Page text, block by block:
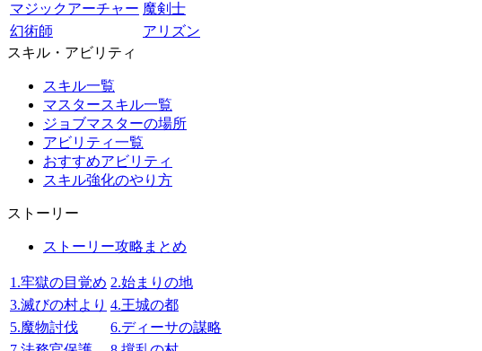
マジックアーチャー 魔剣士
幻術師
アリズン
スキル・アビリティ
スキル一覧
マスタースキル一覧
ジョブマスターの場所
アビリティ一覧
おすすめアビリティ
スキル強化のやり方
ストーリー
ストーリー攻略まとめ
1.牢獄の目覚め 2.始まりの地
3.滅びの村より 4.王城の都
5.魔物討伐
6.ディーサの謀略